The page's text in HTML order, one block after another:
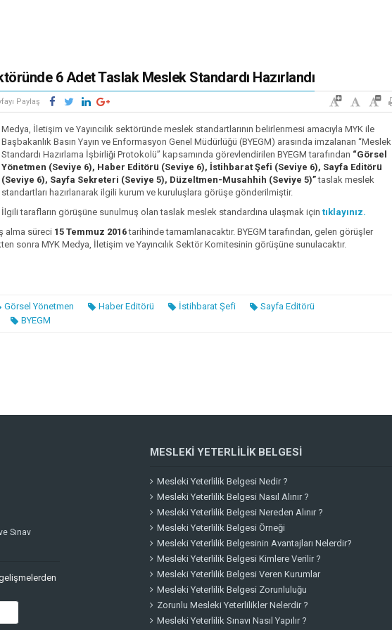
6 Adet Taslak Meslek Standardı Hazırlandı
Paylaş
Medya, İletişim ve Yayıncılık sektöründe meslek standartlarının belirlenmesi amacıyla MYK ile
Başbakanlık Basın Yayın ve Enformasyon Genel Müdürlüğü (BYEGM) arasında imzalanan “Meslek
Standardı Hazırlama İşbirliği Protokolü” kapsamında görevlendirilen BYEGM tarafından “Görsel
Yönetmen (Seviye 6), Haber Editörü (Seviye 6), İstihbarat Şefi (Seviye 6), Sayfa Editörü
(Seviye 6), Sayfa Sekreteri (Seviye 5), Düzeltmen-Musahhih (Seviye 5)”taslak meslek
standartları hazırlanarak ilgili kurum ve kuruluşlara görüşe gönderilmiştir.
İlgili tarafların görüşüne sunulmuş olan taslak meslek standardına ulaşmak içintıklayınız.
alma süreci 15 Temmuz 2016tarihinde tamamlanacaktır. BYEGM tarafından, gelen görüşler
sonra MYK Medya, İletişim ve Yayıncılık Sektör Komitesinin görüşüne sunulacaktır.
Görsel Yönetmen Haber Editörü İstihbarat Şefi
Sayfa Editörü
BYEGM
Sınav
MESLEKI YETERLILIK BELGESI
Mesleki Yeterlilik Belgesi Nedir ?
Mesleki Yeterlilik Belgesi Nasıl Alınır ?
Mesleki Yeterlilik Belgesi Nereden Alınır ?
Mesleki Yeterlilik Belgesi Örneği
Mesleki Yeterlilik Belgesinin Avantajları Nelerdir?
Mesleki Yeterlilik Belgesi Kimlere Verilir ?
Mesleki Yeterlilik Belgesi Veren Kurumlar
Mesleki Yeterlilik Belgesi Zorunluluğu
Zorunlu Mesleki Yeterlilikler Nelerdir ?
Mesleki Yeterlilik Sınavı Nasıl Yapılır ?